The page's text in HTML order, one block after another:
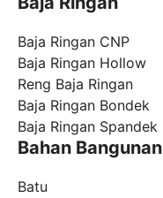
Baja Ringan CNP
Baja Ringan Hollow
Reng Baja Ringan
Baja Ringan Bondek
Baja Ringan Spandek
Bahan Bangunan
Batu